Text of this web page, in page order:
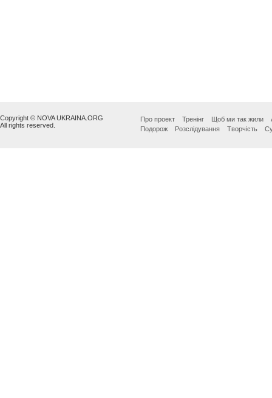
Copyright © NOVA UKRAINA.ORG
All rights reserved.
Про проект Тренінг Щоб ми так жили
Подорож
Розслідування Творчість